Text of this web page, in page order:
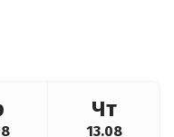
Чт
13.08